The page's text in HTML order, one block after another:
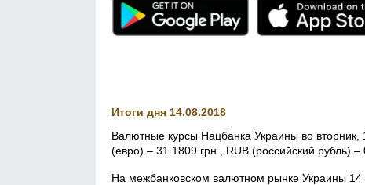
Итоги дня 14.08.2018
Валютные курсы Нацбанка Украины во
(евро) – 31.1809 грн., RUB (российский рубль) –
На межбанковском валютном рынке Украины